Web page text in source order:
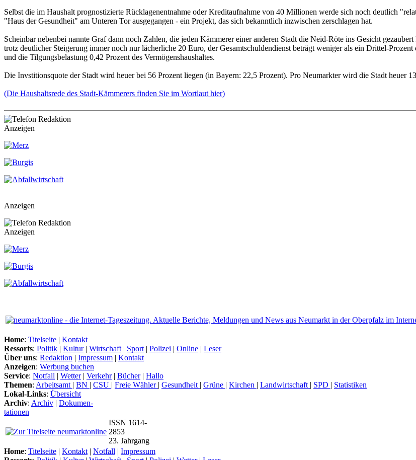
Selbst die im Haushalt prognostizierte Rücklagenentnahme oder Kreditaufnahme von 40 Millionen werde sich noch deutlich
"Haus der Gesundheit" am Unteren Tor ausgegangen - ein Projekt, das sich bekanntlich inzwischen zerschlagen hat.
Scheinbar nebenbei nannte Graf dann noch Zahlen, die jeden Kämmerer einer anderen Stadt die Neid-Röte ins Gesicht
trotz deutlicher Steigerung immer noch nur lächerliche 20 Euro, der Gesamtschuldendienst beträgt weniger als ein Drittel-
und die Tilgungsbelastung 0,42 Prozent des Vermögenshaushaltes.
Die Invstitionsquote der Stadt wird heuer bei 56 Prozent liegen (in Bayern: 22,5 Prozent). Pro Neumarkter wird die Stadt heuer
(Die Haushaltsrede des Stadt-Kämmerers finden Sie im Wortlaut hier)
Anzeigen
Anzeigen
Anzeigen
Home: Titelseite | Kontakt
Ressorts: Politik | Kultur| Wirtschaft | Sport | Polizei | Online | Leser
Über uns: Redaktion | Impressum | Kontakt
Anzeigen: Werbung buchen
Service: Notfall | Wetter| Verkehr| Bücher| Hallo
Themen: Arbeitsamt | BN | CSU | Freie Wähler | Gesundheit | Grüne | Kirchen | Landwirtschaft | SPD | Statistiken
Lokal-Links: Übersicht
Archiv: Archiv | Dokumen-
tationen
ISSN 1614-
2853
23. Jahrgang
Home: Titelseite | Kontakt | Notfall | Impressum